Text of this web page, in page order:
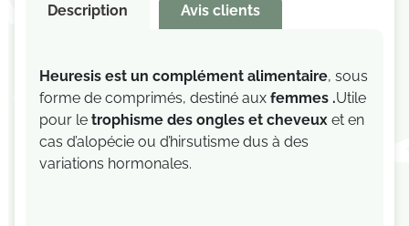
Description Avis clients
Heuresis est un complément alimentaire, sous
forme de comprimés, destiné aux femmes .Utile
pour le trophisme des ongles et cheveuxet en
cas d’alopécie ou d’hirsutisme dus à des
variations hormonales.